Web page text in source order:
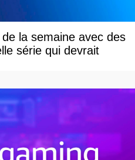
la semaine avec des
série qui devrait